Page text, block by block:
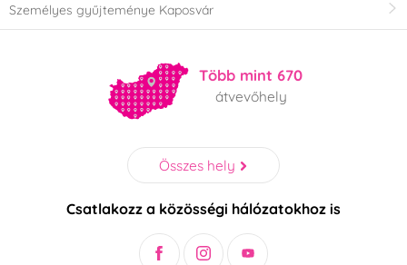
Személyes gyűjteménye Kaposvár
Több mint 670
átvevőhely
Összes hely
Csatlakozz a közösségi hálózatokhoz is